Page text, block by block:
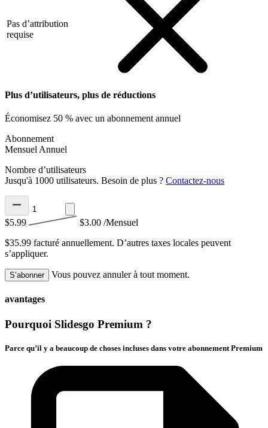
Pas d’attribution
requise
Plus d’utilisateurs, plus de réductions
Économisez 50 % avec un abonnement annuel
Abonnement
Mensuel Annuel
Nombre d’utilisateurs
Jusqu'à 1000 utilisateurs. Besoin de plus ? Contactez-nous
$5.99 $3.00 /Mensuel
$35.99 facturé annuellement. D’autres taxes locales peuvent
s’appliquer.
S’abonner Vous pouvez annuler à tout moment.
avantages
Pourquoi Slidesgo Premium ?
Parce qu’il y a beaucoup de choses incluses dans votre abonnement Premium